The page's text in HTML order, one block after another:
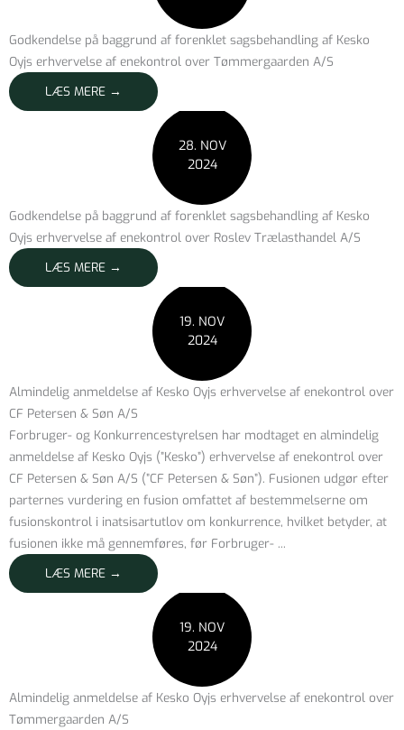
Godkendelse på baggrund af forenklet sagsbehandling af Kesko
Oyjs erhvervelse af enekontrol over Tømmergaarden A/S
LÆS MERE →
28. NOV
2024
Godkendelse på baggrund af forenklet sagsbehandling af Kesko
Oyjs erhvervelse af enekontrol over Roslev Trælasthandel A/S
LÆS MERE →
19. NOV
2024
Almindelig anmeldelse af Kesko Oyjs erhvervelse af enekontrol over
CF Petersen & Søn A/S
Forbruger- og Konkurrencestyrelsen har modtaget en almindelig
anmeldelse af Kesko Oyjs (”Kesko”) erhvervelse af enekontrol over
CF Petersen & Søn A/S (”CF Petersen & Søn”). Fusionen udgør efter
parternes vurdering en fusion omfattet af bestemmelserne om
fusionskontrol i inatsisartutlov om konkurrence, hvilket betyder, at
fusionen ikke må gennemføres, før Forbruger- ...
LÆS MERE →
19. NOV
2024
Almindelig anmeldelse af Kesko Oyjs erhvervelse af enekontrol over
Tømmergaarden A/S